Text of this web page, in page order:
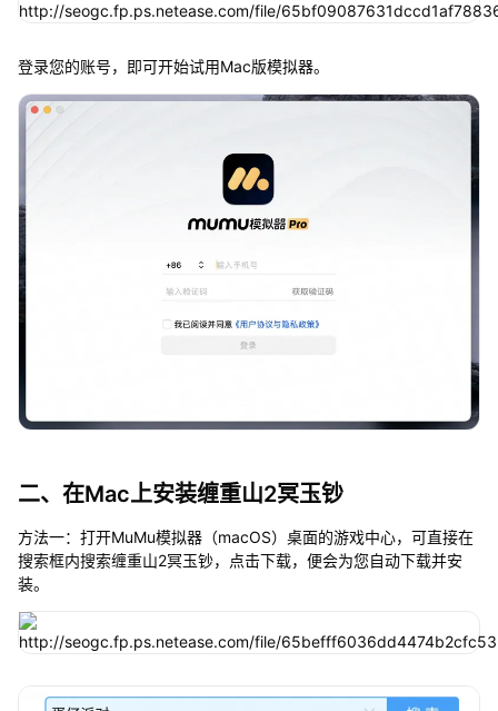
登录您的账号，即可开始试用Mac版模拟器。
二、在Mac上安装缠重山2冥玉钞
方法一：打开MuMu模拟器（macOS）桌面的游戏中心，可直接在
搜索框内搜索缠重山2冥玉钞，点击下载，便会为您自动下载并安
装。